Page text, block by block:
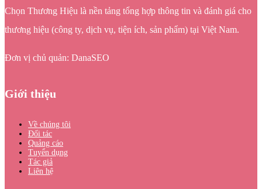
Chọn Thương Hiệu là nền tảng tổng hợp thông tin và đánh giá cho
thương hiệu (công ty, dịch vụ, tiện ích, sản phẩm) tại Việt Nam.
Đơn vị chủ quản: DanaSEO
Giới thiệu
Về chúng tôi
Đối tác
Quảng cáo
Tuyển dụng
Tác giả
Liên hệ